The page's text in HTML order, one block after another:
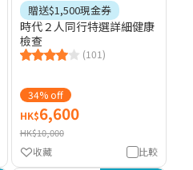
贈送$1,500現金券
時代２人同行特選詳細健康
檢查
(101)
34% off
HK$6,600
HK$10,000
比較
收藏